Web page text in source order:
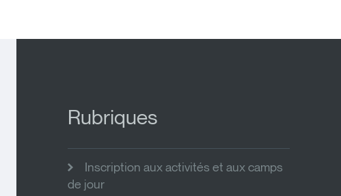
Rubriques
Inscription aux activités et aux camps
de jour